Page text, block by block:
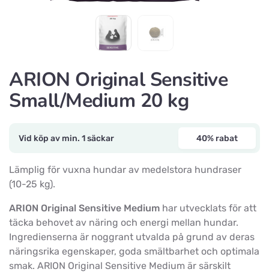
ARION Original Sensitive
Small/Medium 20 kg
Vid köp av min. 1 säckar 40% rabat
Lämplig för vuxna hundar av medelstora hundraser
(10-25 kg).
ARION Original Sensitive Medium har utvecklats för att
täcka behovet av näring och energi mellan hundar.
Ingredienserna är noggrant utvalda på grund av deras
näringsrika egenskaper, goda smältbarhet och optimala
smak. ARION Original Sensitive Medium är särskilt